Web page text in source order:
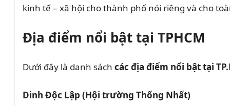
kinh tế – xã hội cho thành phố nói riêng và cho
Địa điểm nổi bật tại TPHCM
Dưới đây là danh sách các địa điểm nổi bật tại
Dinh Độc Lập (Hội trường Thống Nhất)